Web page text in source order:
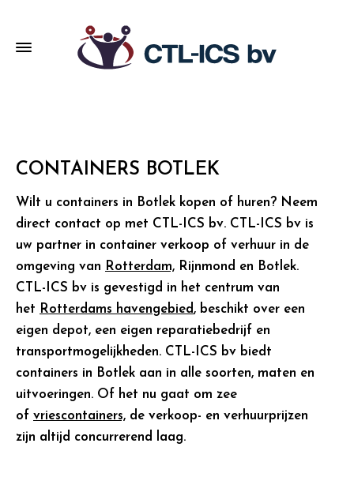
CONTAINERS BOTLEK
Wilt u containers in Botlek kopen of huren? Neem
direct contact op met CTL-ICS bv. CTL-ICS bv is
uw partner in container verkoop of verhuur in de
omgeving van Rotterdam, Rijnmond en Botlek.
CTL-ICS bv is gevestigd in het centrum van
het Rotterdams havengebied, beschikt over een
eigen depot, een eigen reparatiebedrijf en
transportmogelijkheden. CTL-ICS bv biedt
containers in Botlek aan in alle soorten, maten en
uitvoeringen. Of het nu gaat om zee
of vriescontainers, de verkoop- en verhuurprijzen
zijn altijd concurrerend laag.